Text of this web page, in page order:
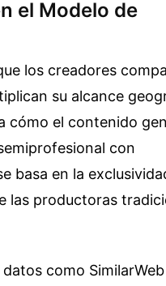
el Modelo de
los creadores
su alcance
cómo el contenido
con
basa en la
las productoras
como SimilarWeb